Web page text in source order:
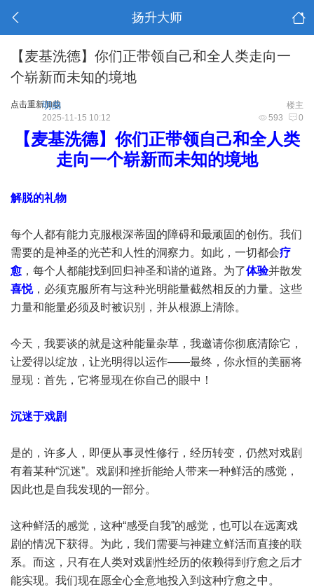
扬升大师
【麦基洗德】你们正带领自己和全人类走向一
个崭新而未知的境地
点击重新加载 楼主
明曲
593 0
2025-11-15 10:12
【麦基洗德】你们正带领自己和全人类
走向一个崭新而未知的境地
解脱的礼物
每个人都有能力克服根深蒂固的障碍和最顽固的创伤。我们
需要的是神圣的光芒和人性的洞察力。如此，一切都会疗
愈 ，每个人都能找到回归神圣和谐的道路。为了体验并散发
喜悦，必须克服所有与这种光明能量截然相反的力量。这些
力量和能量必须及时被识别，并从根源上清除。
今天，我要谈的就是这种能量杂草，我邀请你彻底清除它，
让爱得以绽放，让光明得以运作——最终，你永恒的美丽将
显现：首先，它将显现在你自己的眼中！
沉迷于戏剧
是的，许多人，即便从事灵性修行，经历转变，仍然对戏剧
有着某种“沉迷”。戏剧和挫折能给人带来一种鲜活的感觉，
因此也是自我发现的一部分。
这种鲜活的感觉，这种“感受自我”的感觉，也可以在远离戏
剧的情况下获得。为此，我们需要与神建立鲜活而直接的联
系。而这，只有在人类对戏剧性经历的依赖得到疗愈之后才
能实现。我们现在愿全心全意地投入到这种疗愈之中。